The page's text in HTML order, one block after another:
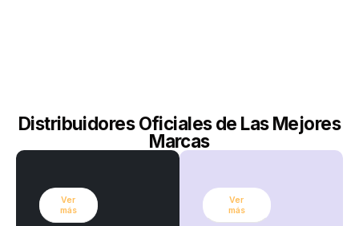
Distribuidores Oficiales de Las Mejores
Marcas
Ver
más
Ver
más